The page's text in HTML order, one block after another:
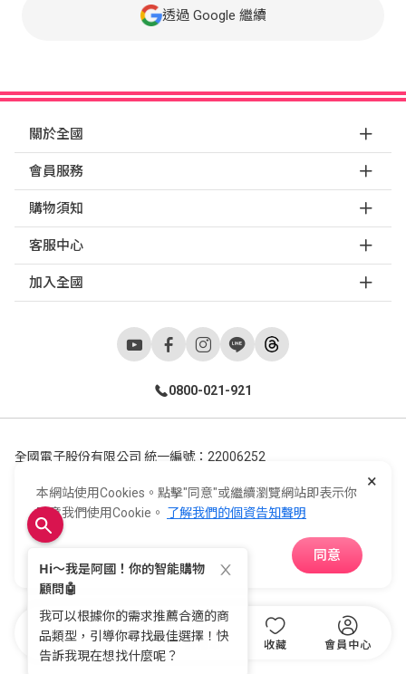
透過 Google 繼續
關於全國
會員服務
購物須知
客服中心
加入全國
0800-021-921
全國電子股份有限公司 統一編號：22006252
Copyright ©2026© E-Life Co., Ltd. All Rights Reserved.
首頁 分類 購物車 收藏 會員中心
×
本網站使用Cookies。點擊"同意"或繼續瀏覽網站即表示你
同意我們使用Cookie。 了解我們的個資告知聲明
同意